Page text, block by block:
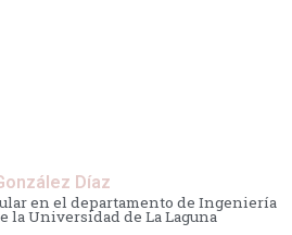
Díaz
en el departamento de Ingeniería
la Universidad de La Laguna